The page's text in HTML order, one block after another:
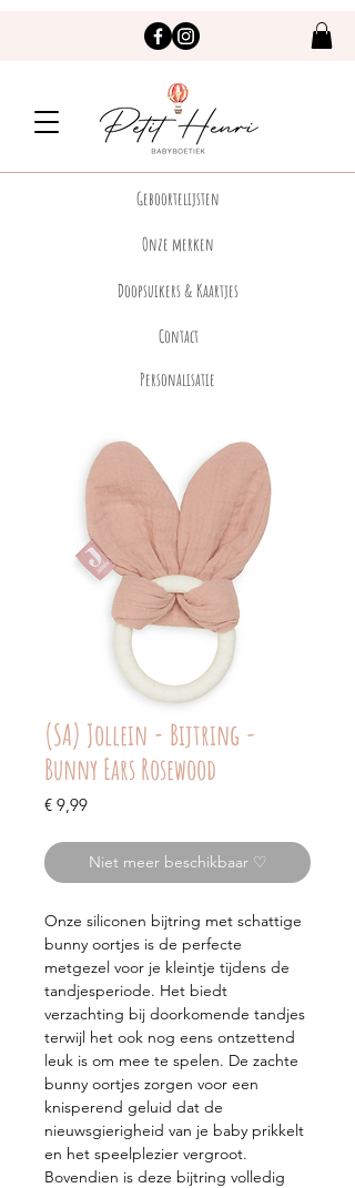
Geboortelijsten
Onze merken
Doopsuikers & Kaartjes
Contact
Personalisatie
(SA) Jollein - Bijtring -
Bunny Ears Rosewood
€ 9,99Prijs
Niet meer beschikbaar ♡
Onze siliconen bijtring met schattige
bunny oortjes is de perfecte
metgezel voor je kleintje tijdens de
tandjesperiode. Het biedt
verzachting bij doorkomende tandjes
terwijl het ook nog eens ontzettend
leuk is om mee te spelen. De zachte
bunny oortjes zorgen voor een
knisperend geluid dat de
nieuwsgierigheid van je baby prikkelt
en het speelplezier vergroot.
Bovendien is deze bijtring volledig